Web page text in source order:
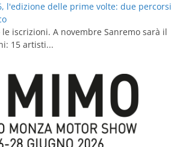
l'edizione delle prime volte: due percorsi
iscrizioni. A novembre Sanremo sarà il
15 artisti...